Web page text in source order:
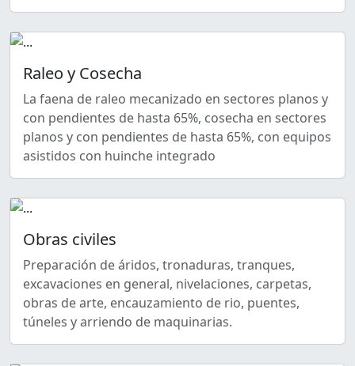
Raleo y Cosecha
La faena de raleo mecanizado en sectores planos y
con pendientes de hasta 65%, cosecha en sectores
planos y con pendientes de hasta 65%, con equipos
asistidos con huinche integrado
Obras civiles
Preparación de áridos, tronaduras, tranques,
excavaciones en general, nivelaciones, carpetas,
obras de arte, encauzamiento de rio, puentes,
túneles y arriendo de maquinarias.